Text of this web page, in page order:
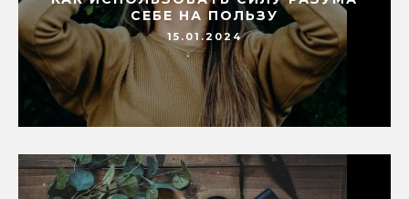
СЕБЕ НА ПОЛЬЗУ
15.01.2024